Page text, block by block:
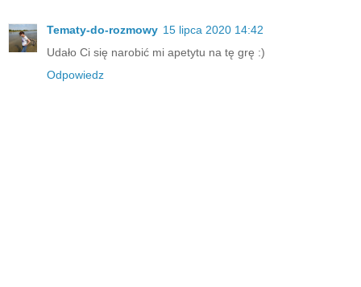
Tematy-do-rozmowy 15 lipca 2020 14:42
Udało Ci się narobić mi apetytu na tę grę :)
Odpowiedz